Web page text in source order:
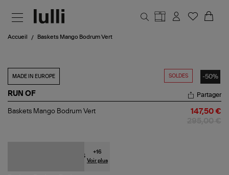
Accueil Baskets Mango Bodrum Vert
SOLDES -50%
MADE IN EUROPE
RUN OF
Baskets
Partager
Baskets Mango Bodrum Vert 147,50 €
+16
Voir plus